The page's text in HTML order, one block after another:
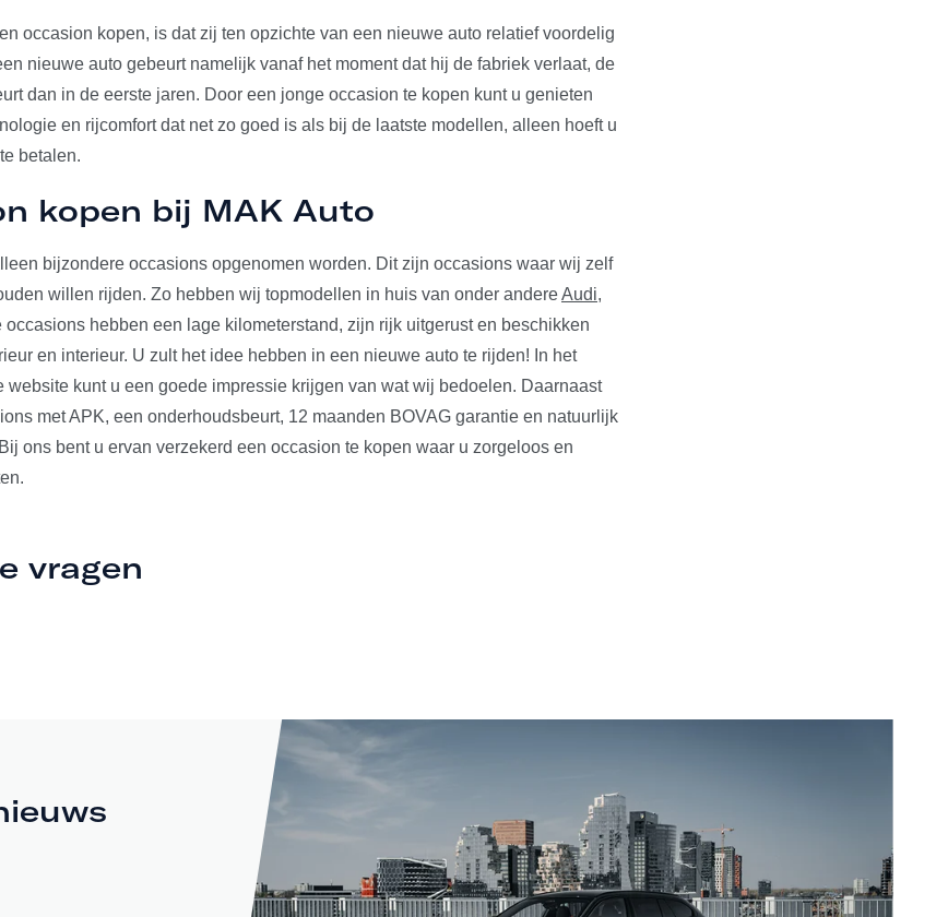
occasion kopen, is dat zij ten opzichte van een nieuwe auto relatief voordelig
nieuwe auto gebeurt namelijk vanaf het moment dat hij de fabriek verlaat, de
dan in de eerste jaren. Door een jonge occasion te kopen kunt u genieten
en rijcomfort dat net zo goed is als bij de laatste modellen, alleen hoeft u
betalen.
kopen bij MAK Auto
bijzondere occasions opgenomen worden. Dit zijn occasions waar wij zelf
willen rijden. Zo hebben wij topmodellen in huis van onder andereAudi,
occasions hebben een lage kilometerstand, zijn rijk uitgerust en beschikken
en interieur. U zult het idee hebben in een nieuwe auto te rijden! In het
website kunt u een goede impressie krijgen van wat wij bedoelen. Daarnaast
met APK, een onderhoudsbeurt, 12 maanden BOVAG garantie en natuurlijk
ons bent u ervan verzekerd een occasion te kopen waar u zorgeloos en
vragen